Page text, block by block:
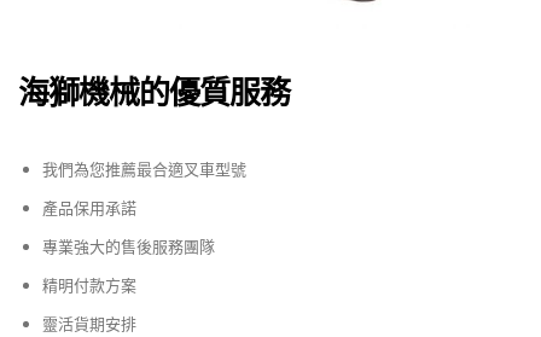
海獅機械的優質服務
我們為您推薦最合適叉車型號
產品保用承諾
專業強大的售後服務團隊
精明付款方案
靈活貨期安排